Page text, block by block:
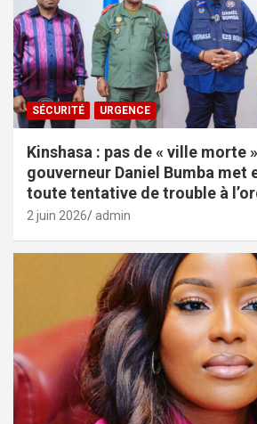
SÉCURITÉ URGENCE
Kinshasa : pas de « ville morte
gouverneur Daniel Bumba met
toute tentative de trouble à
2 juin 2026 admin